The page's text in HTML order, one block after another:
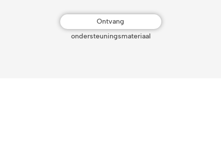
Ontvang
ondersteuningsmateriaal